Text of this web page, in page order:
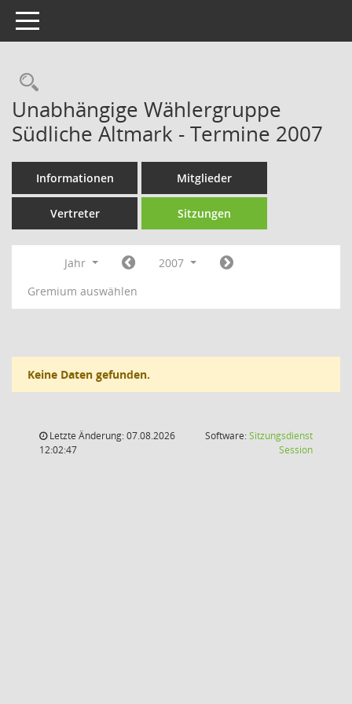
Toggle navigation
Rechercheauswahl
Unabhängige Wählergruppe
Südliche Altmark - Termine 2007
Informationen Mitglieder
Vertreter Sitzungen
Jahr
2007
Gremium auswählen
Keine Daten gefunden.
Letzte Änderung: 07.08.2026
12:02:47
Software:Sitzungsdienst
Session(Wird in